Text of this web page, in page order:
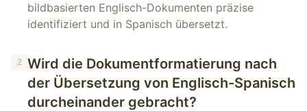
bildbasierten Englisch-Dokumenten präzise
identifiziert und in Spanisch übersetzt.
2
Wird die Dokumentformatierung nach
der Übersetzung von Englisch-Spanisch
durcheinander gebracht?